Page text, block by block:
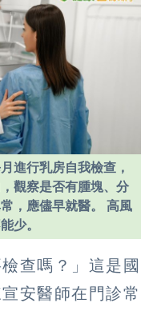
進行乳房自我檢查，
觀察是否有腫塊、分
，應儘早就醫。 高風
少。
查嗎？」這是國
安醫師在門診常